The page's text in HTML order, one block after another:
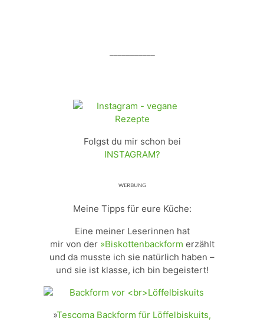
Folgst du mir schon bei
INSTAGRAM?
ᵂᴱᴿᴮᵁᴺᴳ
Meine Tipps für eure Küche:
Eine meiner Leserinnen hat
mir von der »Biskottenbackform erzählt
und da musste ich sie natürlich haben –
und sie ist klasse, ich bin begeistert!
»Tescoma Backform für Löffelbiskuits,